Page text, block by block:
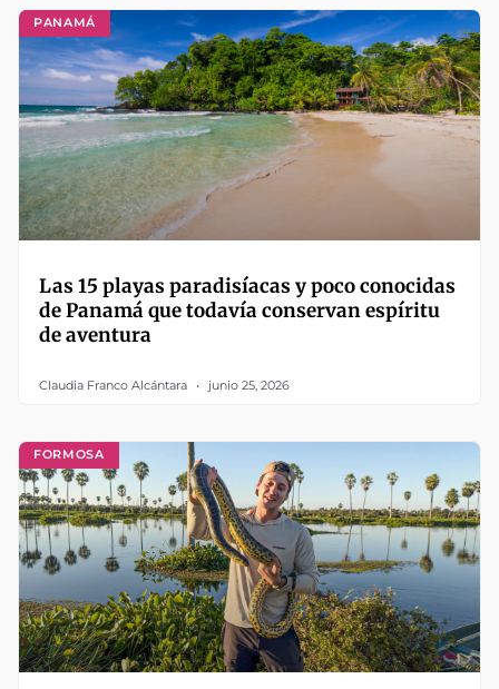
PANAMÁ
Las 15 playas paradisíacas y poco conocidas
de Panamá que todavía conservan espíritu
de aventura
Claudia Franco Alcántara junio 25, 2026
FORMOSA